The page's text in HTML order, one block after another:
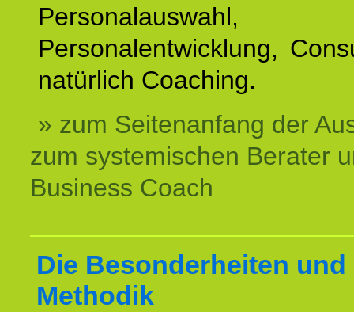
Personalauswahl,
Personalentwicklung,
natürlich Coaching.
» zum Seitenanfang der
zum systemischen Berater
Business Coach
Die Besonderheiten und
Methodik